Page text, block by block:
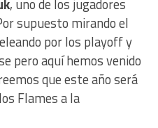
, uno de los jugadores
supuesto mirando el
por los playoff y
pero aquí hemos venido
que este año será
Flames a la